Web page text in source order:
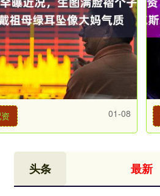
01-08
头条 最新